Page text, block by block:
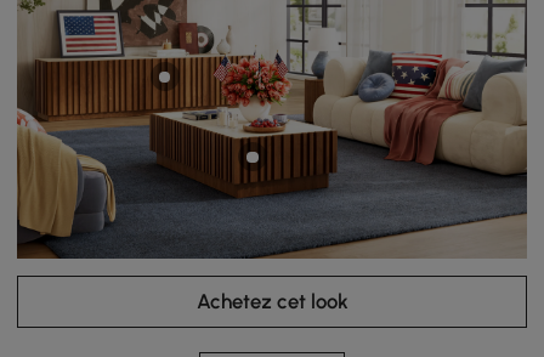
Achetez cet look